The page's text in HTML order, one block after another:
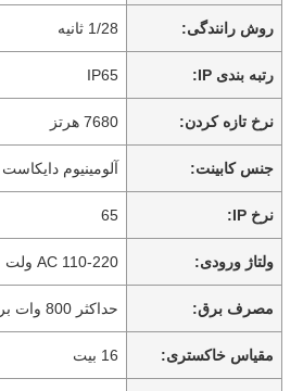
روش رانندگی: 1/28 ثانیه
رتبه بندی IP: IP65
نرخ تازه کردن: 7680 هرتز
جنس کابینت: آلومینیوم دایکاست
نرخ IP: 65
ولتاژ ورودی: AC 110-220 ولت
مصرف برق: حداکثر 800 وات بر متر مربع
مقیاس خاکستری: 16 بیت